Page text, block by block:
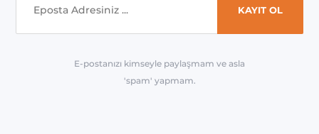
E-postanızı kimseyle paylaşmam ve asla
'spam' yapmam.